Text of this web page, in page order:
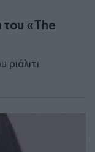
του «The